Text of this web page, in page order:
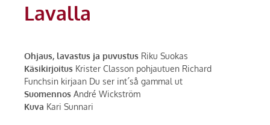
Lavalla
Ohjaus, lavastus ja puvustus Riku Suokas
Käsikirjoitus Krister Classon pohjautuen Richard
Funchsin kirjaan Du ser int´så gammal ut
Suomennos André Wickström
Kuva Kari Sunnari